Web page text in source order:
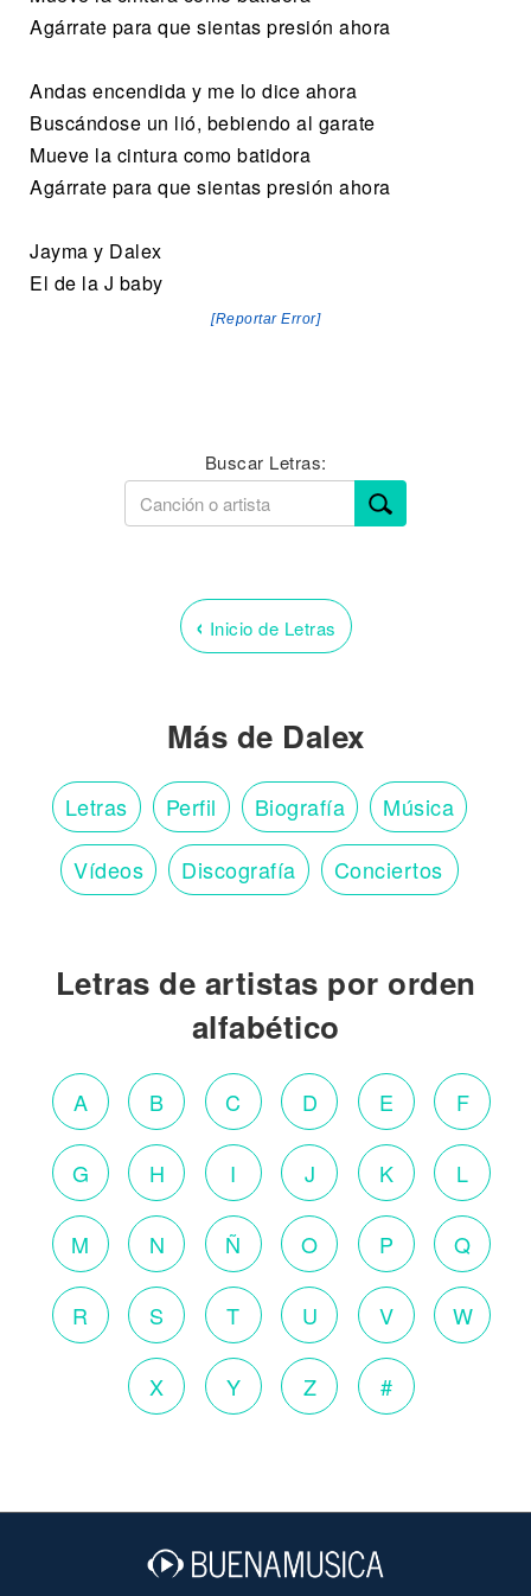
Agárrate para que sientas presión ahora
Andas encendida y me lo dice ahora
Buscándose un lió, bebiendo al garate
Mueve la cintura como batidora
Agárrate para que sientas presión ahora
Jayma y Dalex
El de la J baby
[Reportar Error]
Buscar Letras:
‹ Inicio de Letras
Más de Dalex
Letras Perfil Biografía Música
Vídeos Discografía Conciertos
Letras de artistas por orden
alfabético
A B C D E F
G H I J K L
M N Ñ O P Q
R S T U V W
X Y Z #